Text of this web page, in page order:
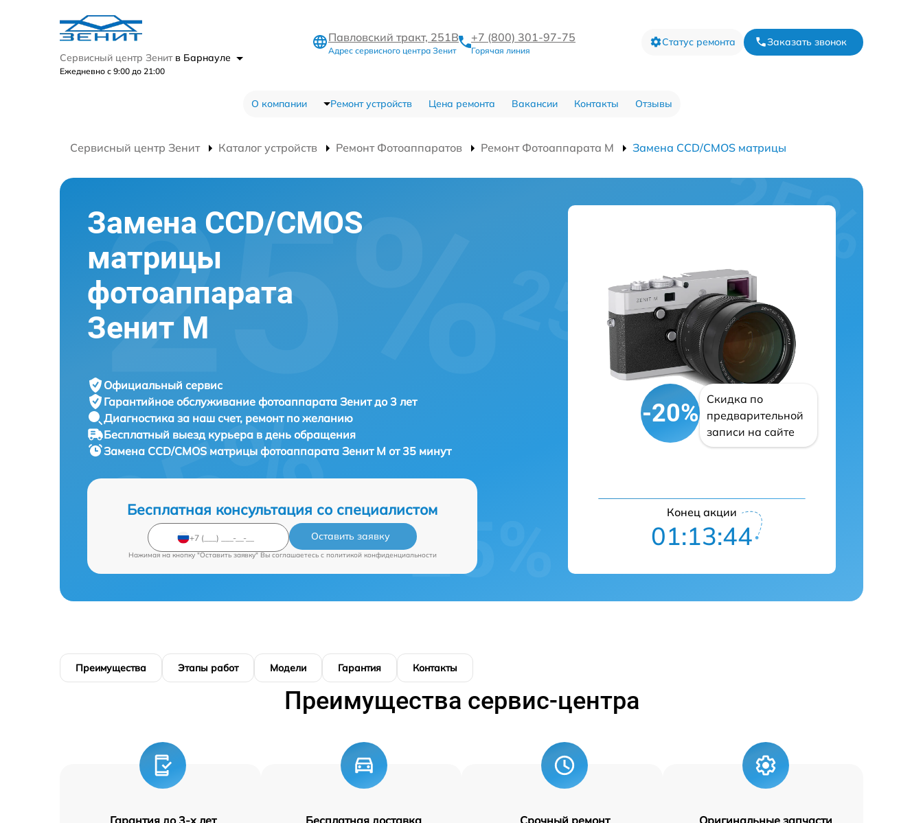
Сервисный центр Зенит в Барнауле
Ежедневно с 9:00 до 21:00
Павловский тракт, 251В
Адрес сервисного центра Зенит
+7 (800) 301-97-75
Горячая линия
Статус ремонта Заказать звонок
О компании Ремонт устройств Цена ремонта Вакансии Контакты Отзывы
Сервисный центр Зенит Каталог устройств Ремонт Фотоаппаратов Ремонт Фотоаппарата M Замена CCD/CMOS матрицы
Замена CCD/CMOS
матрицы
фотоаппарата
Зенит M
Официальный сервис
Гарантийное обслуживание фотоаппарата Зенит до 3 лет
Диагностика за наш счет, ремонт по желанию
Бесплатный выезд курьера в день обращения
Замена CCD/CMOS матрицы фотоаппарата Зенит M от 35 минут
Бесплатная консультация со специалистом
Оставить заявку
Нажимая на кнопку "Оставить заявку" Вы соглашаетесь c политикой конфиденциальности
-20%
Скидка по
предварительной
записи на сайте
Конец акции
01:13:43
Преимущества Этапы работ Модели Гарантия Контакты
Преимущества сервис-центра
Гарантия до 3-х лет Бесплатная доставка Срочный ремонт Оригинальные запчасти